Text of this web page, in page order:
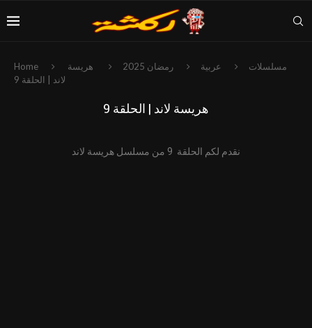
Home مسلسلات عربية رمضان 2025
هريسة
لاند | الحلقة 9
هريسة لاند | الحلقة 9
نقدم لكم الحلقة 9 من مسلسل هريسة لاند